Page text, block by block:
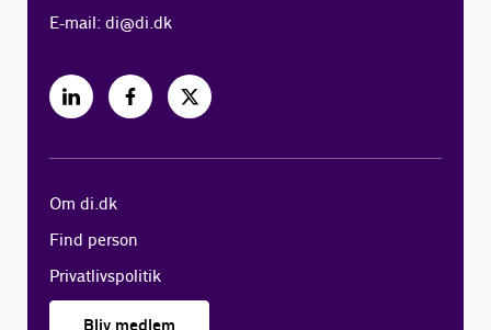
E-mail:di@di.dk
Om di.dk
Find person
Privatlivspolitik
Bliv medlem